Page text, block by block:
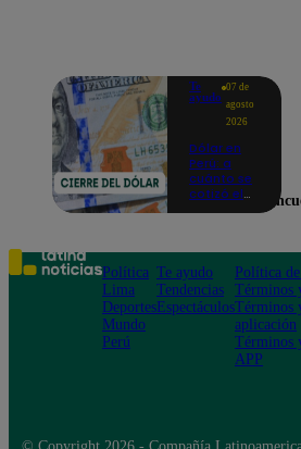
Te
ayudo
07 de
agosto
2026
Dólar en
Perú: a
cuánto se
cotizó el
2026
Política
Lima
Deportes
Mundo
Perú
Te ayudo
Tendencias
Espectáculos
Política
Términos
Términos
aplicación
Términos
APP